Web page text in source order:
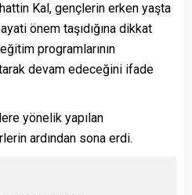
Kal, gençlerin erken yaşta
önem taşıdığına dikkat
programlarının
devam edeceğini ifade
yönelik yapılan
ardından sona erdi.